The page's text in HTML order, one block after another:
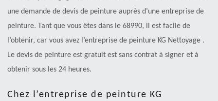
une demande de devis de peinture auprès d’une entreprise de
peinture. Tant que vous êtes dans le 68990, il est facile de
l’obtenir, car vous avez l’entreprise de peinture KG Nettoyage .
Le devis de peinture est gratuit est sans contrat à signer et à
obtenir sous les 24 heures.
Chez l’entreprise de peinture KG